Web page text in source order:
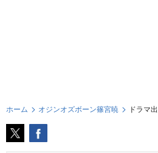
ホーム オジンオズボーン篠宮暁 ドラマ